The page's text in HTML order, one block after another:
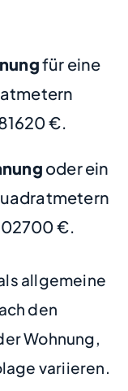
für eine
€.
oder ein
€.
allgemeine
den
Wohnung,
variieren.